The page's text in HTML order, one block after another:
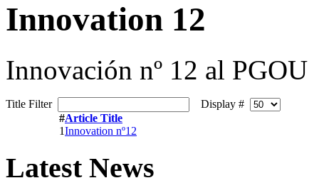
Innovation 12
Innovación nº 12 al PGOU
Title Filter
Display #
#Article Title
1Innovation nº12
LatestNews